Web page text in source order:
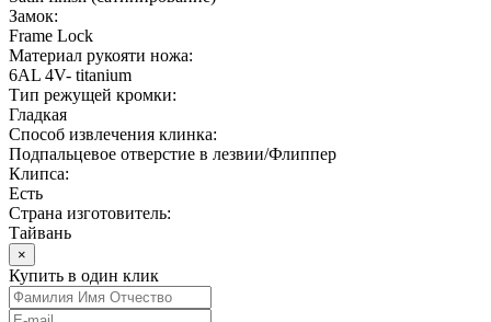
Замок:
Frame Lock
Материал рукояти ножа:
6AL 4V- titanium
Тип режущей кромки:
Гладкая
Способ извлечения клинка:
Подпальцевое отверстие в лезвии/Флиппер
Клипса:
Есть
Страна изготовитель:
Тайвань
×
Купить в один клик